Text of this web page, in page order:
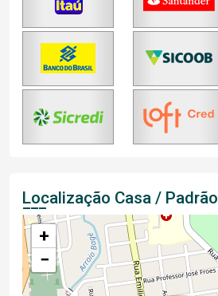
Localização Casa /
+
−